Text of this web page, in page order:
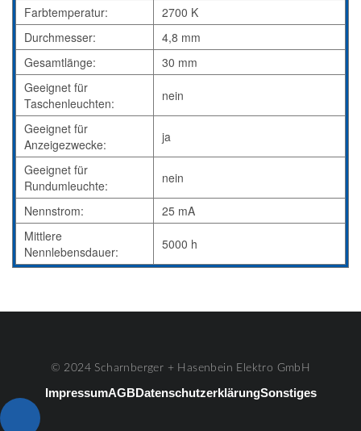
Farbtemperatur:
2700 K
Durchmesser:
4,8 mm
Gesamtlänge:
30 mm
Geeignet für
Taschenleuchten:
nein
Geeignet für
Anzeigezwecke:
ja
Geeignet für
Rundumleuchte:
nein
Nennstrom:
25 mA
Mittlere
Nennlebensdauer:
5000 h
© 2024 Scharnberger + Hasenbein Elektro GmbH
ImpressumAGBDatenschutzerklärungSonstiges